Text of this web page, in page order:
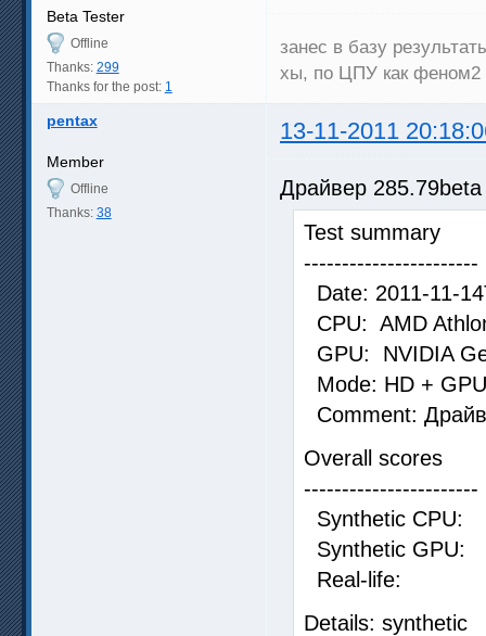
Beta Tester
Offline
Thanks: 299
Thanks for the post: 1
занес в базу
хы, по ЦПУ как феном2
pentax 13-11-2011
Member
Offline
Thanks: 38
Драйвер 285.79beta
Test summary
-----------------------
Date: 2011-11-
CPU: AMD
GPU: NVIDIA
Mode: HD +
Comment:
Overall scores
-----------------------
Synthetic
Synthetic
Real-life:
Details: synthetic